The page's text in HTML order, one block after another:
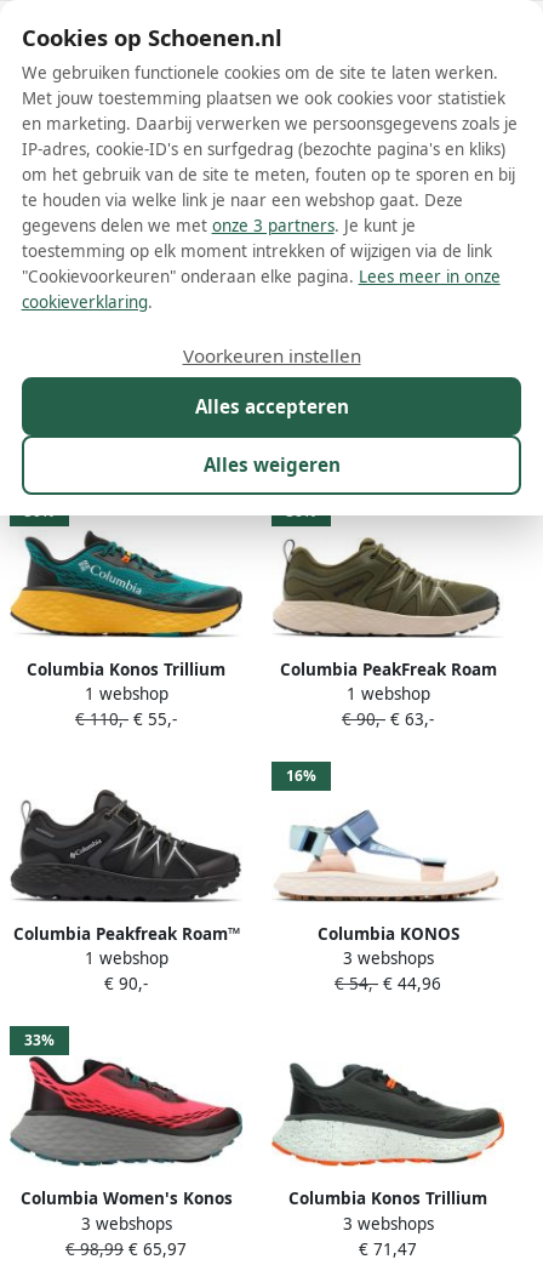
Schoenen.nl
Wis filters Alle filters
Columbia schoenen
Meer lezen
Kleur Prijs
909 resultaten:
50%
Columbia Konos Trillium
ATR wandelschoenen petrol
geel
1 webshop
€ 110,- € 55,-
30%
Columbia PeakFreak Roam
Waterproof
wandelschoenen olijfgroen
1 webshop
€ 90,- € 63,-
Columbia Peakfreak Roam™
Waterproof
wandelschoenen zwart
1 webshop
€ 90,-
16%
Columbia KONOS
GLOBETROT™ Dames
Sandalen Blue Dusk Peach
3 webshops
€ 54,- € 44,96
33%
Columbia Women's Konos
Trillium ATR
Multisportschoenen rood
3 webshops
€ 98,99 € 65,97
Columbia Konos Trillium
ATR Multisportschoenen
grijs
3 webshops
€ 71,47
Cookies op Schoenen.nl
We gebruiken functionele cookies om de site te laten werken.
Met jouw toestemming plaatsen we ook cookies voor statistiek
en marketing. Daarbij verwerken we persoonsgegevens zoals je
IP-adres, cookie-ID's en surfgedrag (bezochte pagina's en kliks)
om het gebruik van de site te meten, fouten op te sporen en bij
te houden via welke link je naar een webshop gaat. Deze
gegevens delen we met onze 3 partners. Je kunt je
toestemming op elk moment intrekken of wijzigen via de link
"Cookievoorkeuren" onderaan elke pagina. Lees meer in onze
cookieverklaring.
Alles accepteren
Alles weigeren
Voorkeuren instellen